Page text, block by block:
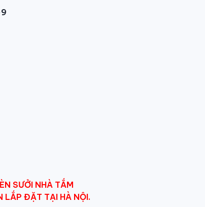
SƯỞI NHÀ TẮM
LẮP ĐẶT TẠI HÀ NỘI.